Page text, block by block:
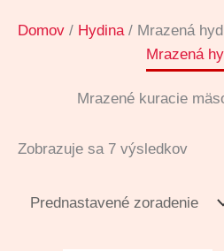
Domov / Hydina/ Mrazená
Mrazená
Mrazené kuracie
Zobrazuje sa 7 výsledkov